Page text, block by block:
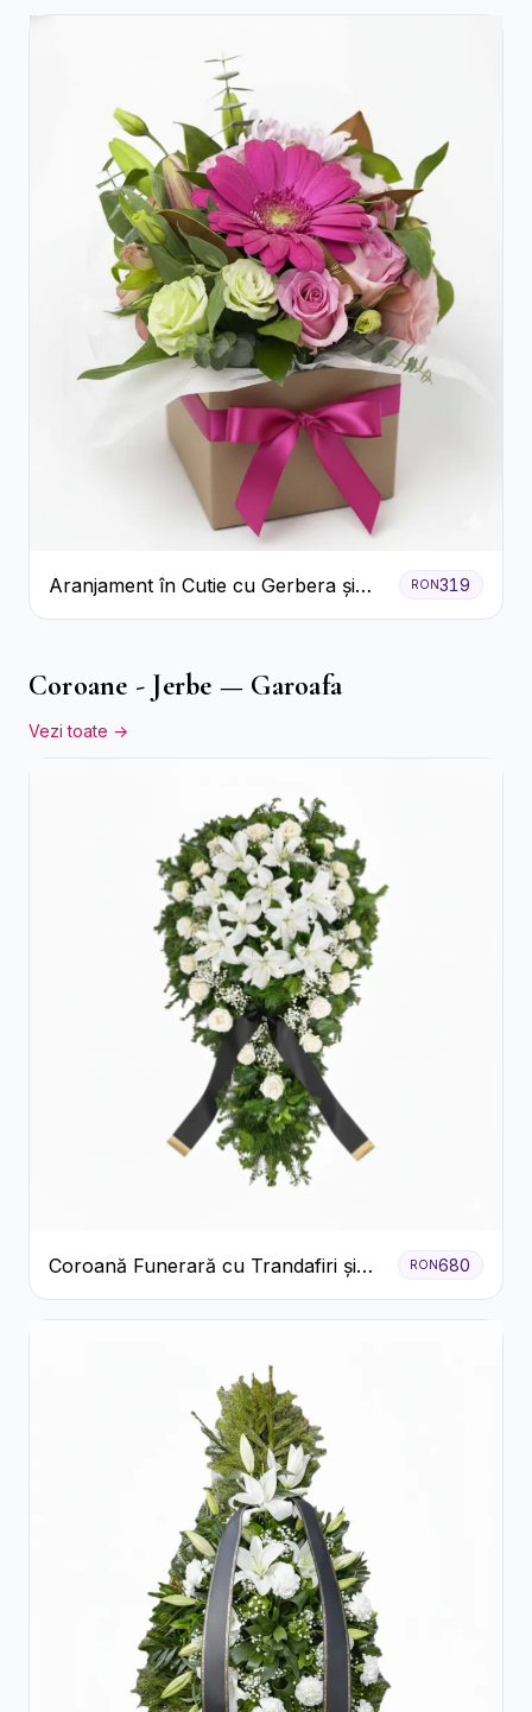
Aranjament în Cutie cu Gerbera și
Trandafiri Roz
RON319
Coroane - Jerbe — Garoafa
Vezi toate →
Coroană Funerară cu Trandafiri și
Crini
RON680